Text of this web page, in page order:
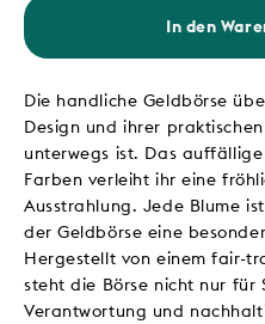
In den
Die handliche Geldbörse
Design und ihrer
unterwegs ist. Das
Farben verleiht ihr eine
Ausstrahlung. Jede Blume
der Geldbörse eine
Hergestellt von einem fair-
steht die Börse nicht nur für
Verantwortung und